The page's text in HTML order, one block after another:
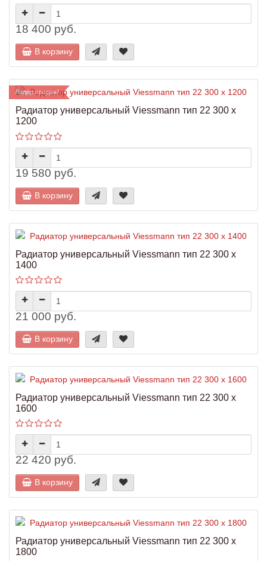
18 400 руб.
В корзину
Лидер продаж!
Радиатор универсальный Viessmann тип 22 300 x
1200
19 580 руб.
В корзину
Радиатор универсальный Viessmann тип 22 300 x
1400
21 000 руб.
В корзину
Радиатор универсальный Viessmann тип 22 300 x
1600
22 420 руб.
В корзину
Радиатор универсальный Viessmann тип 22 300 x
1800